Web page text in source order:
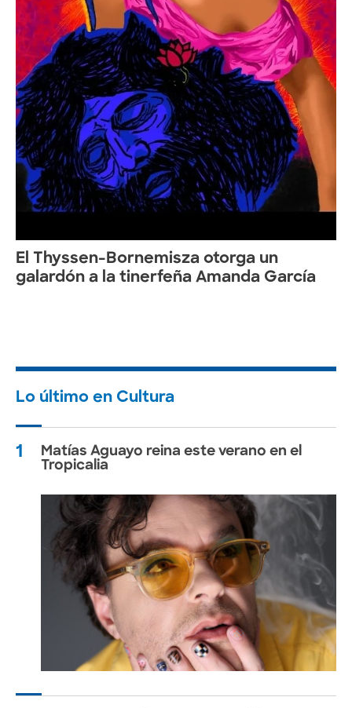
El Thyssen-Bornemisza otorga un
galardón a la tinerfeña Amanda García
Lo último en Cultura
1
Matías Aguayo reina este verano en el
Tropicalia